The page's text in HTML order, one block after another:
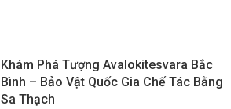
Khám Phá Tượng Avalokitesvara Bắc
Bình – Bảo Vật Quốc Gia Chế Tác Bằng
Sa Thạch